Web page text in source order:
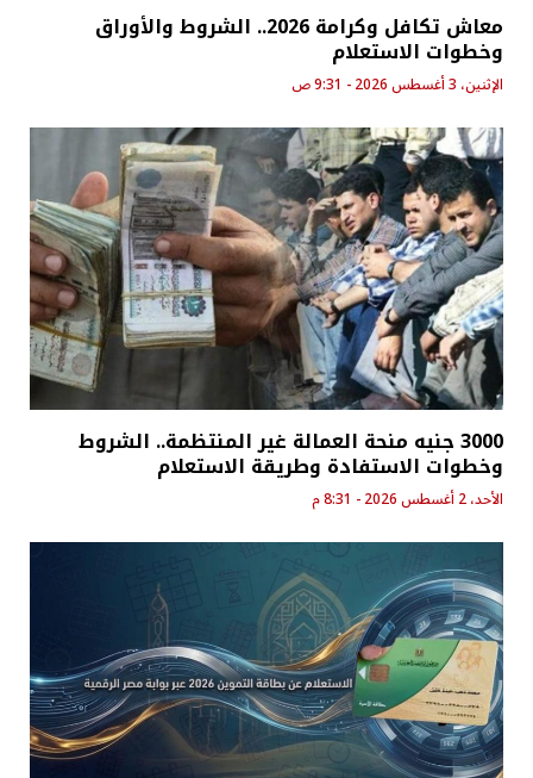
معاش تكافل وكرامة 2026.. الشروط والأوراق
وخطوات الاستعلام
الإثنين، 3 أغسطس 2026 - 9:31 ص
3000 جنيه منحة العمالة غير المنتظمة.. الشروط
وخطوات الاستفادة وطريقة الاستعلام
الأحد، 2 أغسطس 2026 - 8:31 م